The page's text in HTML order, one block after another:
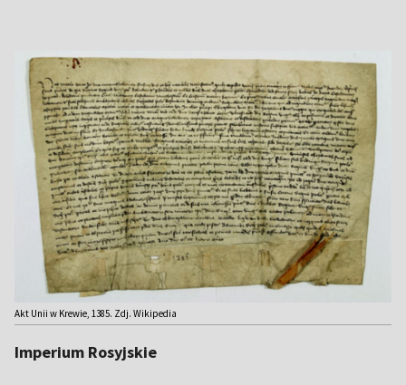
Akt Unii w Krewie, 1385. Zdj. Wikipedia
Imperium Rosyjskie